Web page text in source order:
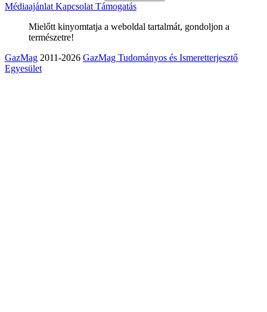
Médiaajánlat Kapcsolat Támogatás
Mielőtt kinyomtatja a weboldal tartalmát, gondoljon a
természetre!
GazMag 2011-2026 GazMag Tudományos és Ismeretterjesztő
Egyesület